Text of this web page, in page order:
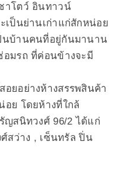
าโตว์ อินทาวน์
เป็นย่านเก่าแก่สักหน่อย
นบ้านคนที่อยู่กันมานาน
มรถ ที่ค่อนข้างจะมี
อยอย่างห้างสรรพสินค้า
อย โดยห้างที่ใกล้
ญสนิทวงศ์ 96/2 ได้แก่
สว่าง , เซ็นทรัล ปิ่น